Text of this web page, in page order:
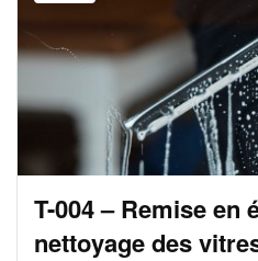
T-004 – Remise en
nettoyage des